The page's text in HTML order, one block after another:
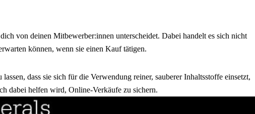
von deinen Mitbewerber:innen unterscheidet. Dabei handelt es sich nicht
können, wenn sie einen Kauf tätigen.
dass sie sich für die Verwendung reiner, sauberer Inhaltsstoffe einsetzt,
dabei helfen wird, Online-Verkäufe zu sichern.